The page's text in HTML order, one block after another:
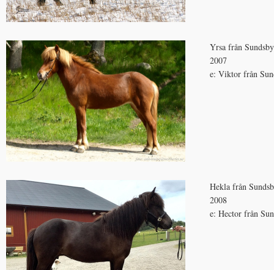
Yrsa från Sundsby
2007
e: Viktor från
Hekla från
2008
e: Hector från